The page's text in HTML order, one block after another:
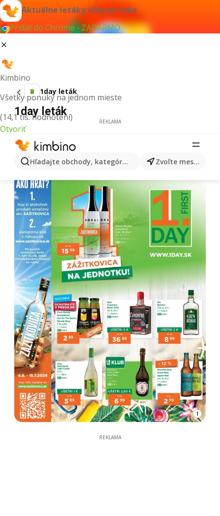
Aktuálne letáky vždy po ruke
Pridať do Chrome - ZADARMO
Kimbino
Všetky ponuky na jednom mieste
(14,1 tis. hodnotení)
Otvoriť
Hľadajte obchody, kategórie, produkty... Zvoľte mesto
1day leták
1day leták
REKLAMA
1
REKLAMA